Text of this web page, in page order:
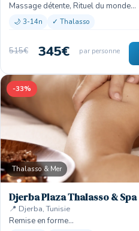
Massage détente, Rituel du monde…
🌙 3-14n ✓ Thalasso
515€ 345€ par personne
-33%
Thalasso & Mer
Djerba Plaza Thalasso & Spa
📍 Djerba, Tunisie
Remise en forme…